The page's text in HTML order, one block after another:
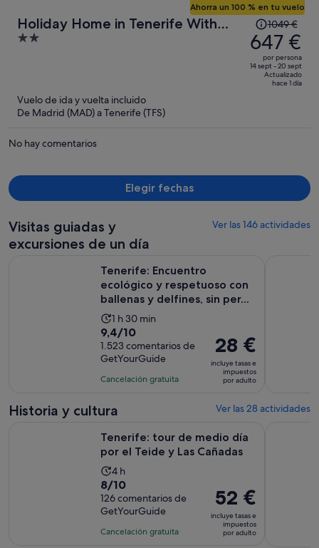
Holiday Home in Tenerife With
Mountain Views
2
Ahorra un 100 % en tu vuelo
El
precio
era
de
1049 €,
persona
1049 €
647 €
por persona
14 sept - 20 sept
Actualizado
hace 1 día
Vuelo de ida y vuelta incluido
De Madrid (MAD) a Tenerife (TFS)
No hay comentarios
Elegir fechas
Visitas guiadas y
excursiones de un día
Ver las 146 actividades
Tenerife: Encuentro
ecológico y respetuoso con
ballenas y delfines, sin per...
La
duración
de
la
actividad
de
y
30 minutos
1 h 30 min
9.4
sobre
10
con
comentarios
9,4/10
1.523 comentarios de
GetYourGuide
Cancelación gratuita
El
precio
es
de
por
adulto
28 €
incluye tasas e
impuestos
por adulto
Historia y cultura Ver las 28 actividades
Tenerife: tour de medio día
por el Teide y Las Cañadas
La
duración
de
la
actividad
4 h
8.0
sobre
10
con
8/10
126 comentarios de
GetYourGuide
Cancelación gratuita
El
precio
es
de
52 €
incluye tasas e
impuestos
por adulto